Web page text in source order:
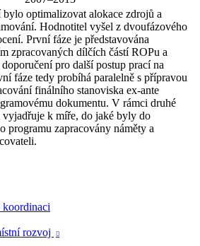
optimalizovat alokace zdrojů a
Hodnotitel vyšel z dvoufázového
První fáze je představována
zpracovaných dílčích částí ROPu a
pro další postup prací na
fáze tedy probíhá paralelně s přípravou
finálního stanoviska ex-ante
dokumentu. V rámci druhé
vyjadřuje k míře, do jaké byly do
programu zapracovány náměty a
rozvoj
